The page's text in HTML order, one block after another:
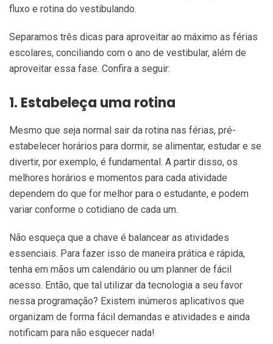
fluxo e rotina do vestibulando.
Separamos três dicas para aproveitar ao máximo as férias
escolares, conciliando com o ano de vestibular, além de
aproveitar essa fase. Confira a seguir:
1. Estabeleça uma rotina
Mesmo que seja normal sair da rotina nas férias, pré-
estabelecer horários para dormir, se alimentar, estudar e se
divertir, por exemplo, é fundamental. A partir disso, os
melhores horários e momentos para cada atividade
dependem do que for melhor para o estudante, e podem
variar conforme o cotidiano de cada um.
Não esqueça que a chave é balancear as atividades
essenciais. Para fazer isso de maneira prática e rápida,
tenha em mãos um calendário ou um planner de fácil
acesso. Então, que tal utilizar da tecnologia a seu favor
nessa programação? Existem inúmeros aplicativos que
organizam de forma fácil demandas e atividades e ainda
notificam para não esquecer nada!